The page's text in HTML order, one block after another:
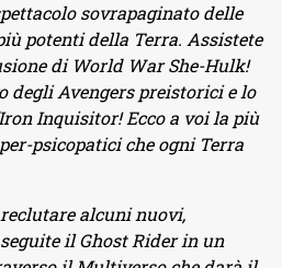
sovrapaginato delle
potenti della Terra. Assistete
di World War She-Hulk!
degli Avengers preistorici e lo
Inquisitor! Ecco a voi la più
psicopatici che ogni Terra
alcuni nuovi,
il Ghost Rider in un